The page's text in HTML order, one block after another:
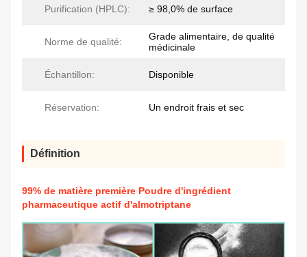
Purification (HPLC): ≥ 98,0% de surface
Norme de qualité:
Grade alimentaire, de qualité
médicinale
Échantillon: Disponible
Réservation: Un endroit frais et sec
Définition
99% de matière première Poudre d'ingrédient
pharmaceutique actif d'almotriptane